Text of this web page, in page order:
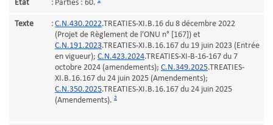
État : Parties : 60.
Texte : C.N.430.2022.TREATIES-XI.B.16 du 8 décembre 2022
(Projet de Règlement de l'ONU n° [167]) et
C.N.191.2023.TREATIES-XI.B.16.167 du 19 juin 2023 (Entrée
en vigueur); C.N.423.2024.TREATIES-XI-B-16-167 du 7
octobre 2024 (amendements); C.N.349.2025.TREATIES-
XI.B.16.167 du 24 juin 2025 (Amendements);
C.N.350.2025.TREATIES-XI.B.16.167 du 24 juin 2025
(Amendements). 2